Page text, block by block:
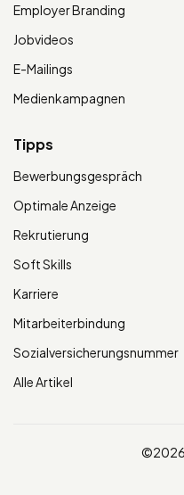
Employer Branding
Jobvideos
E-Mailings
Medienkampagnen
Tipps
Bewerbungsgespräch
Optimale Anzeige
Rekrutierung
Soft Skills
Karriere
Mitarbeiterbindung
Sozialversicherungsnummer
Alle Artikel